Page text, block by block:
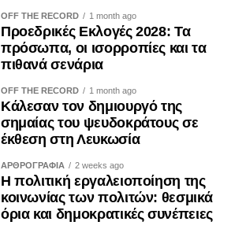
OFF THE RECORD 1 month ago
Προεδρικές Εκλογές 2028: Τα
πρόσωπα, οι ισορροπίες και τα
πιθανά σενάρια
OFF THE RECORD 1 month ago
Κάλεσαν τον δημιουργό της
σημαίας του ψευδοκράτους σε
έκθεση στη Λευκωσία
ΑΡΘΡΟΓΡΑΦΙΑ 2 weeks ago
Η πολιτική εργαλειοποίηση της
κοινωνίας των πολιτών: θεσμικά
όρια και δημοκρατικές συνέπειες